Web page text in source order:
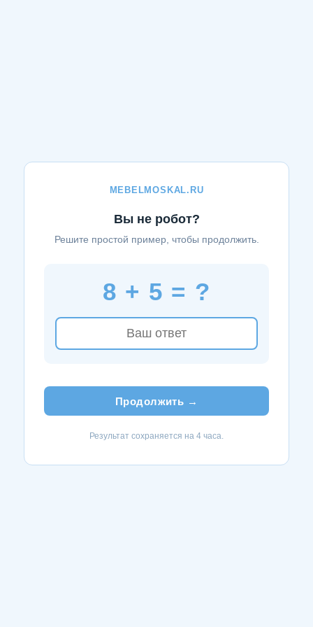
MEBELMOSKAL.RU
Вы не робот?
Решите простой пример, чтобы продолжить.
8 + 5 = ?
Продолжить →
Результат сохраняется на 4 часа.